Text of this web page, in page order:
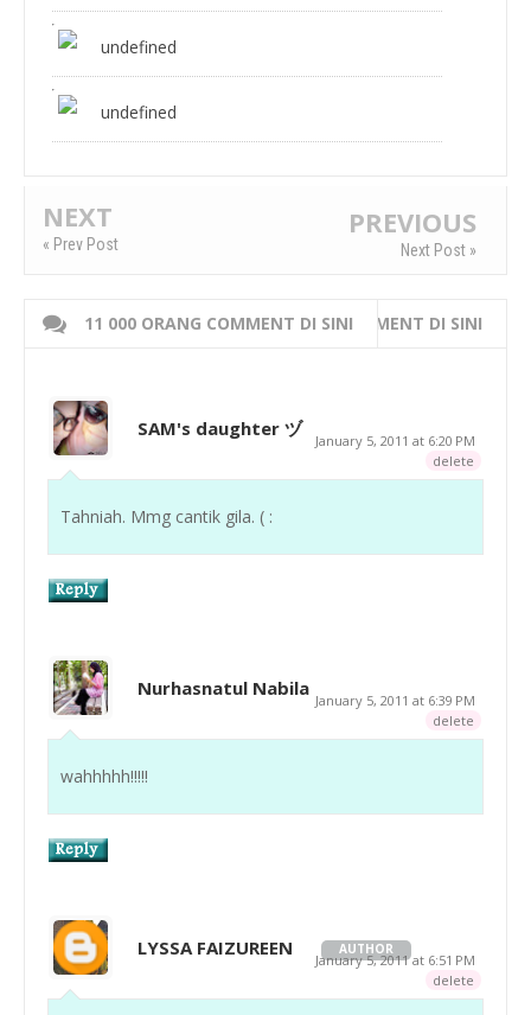
undefined
undefined
NEXT
« Prev Post
PREVIOUS
Next Post »
11 000 ORANG COMMENT DI SINI
WRITE 000 ORANG COMMENT DI SINI
SAM's daughter ヅ
January 5, 2011 at 6:20 PM
delete
Tahniah. Mmg cantik gila. ( :
Nurhasnatul Nabila
January 5, 2011 at 6:39 PM
delete
wahhhhh!!!!!
LYSSA FAIZUREEN AUTHOR
January 5, 2011 at 6:51 PM
delete